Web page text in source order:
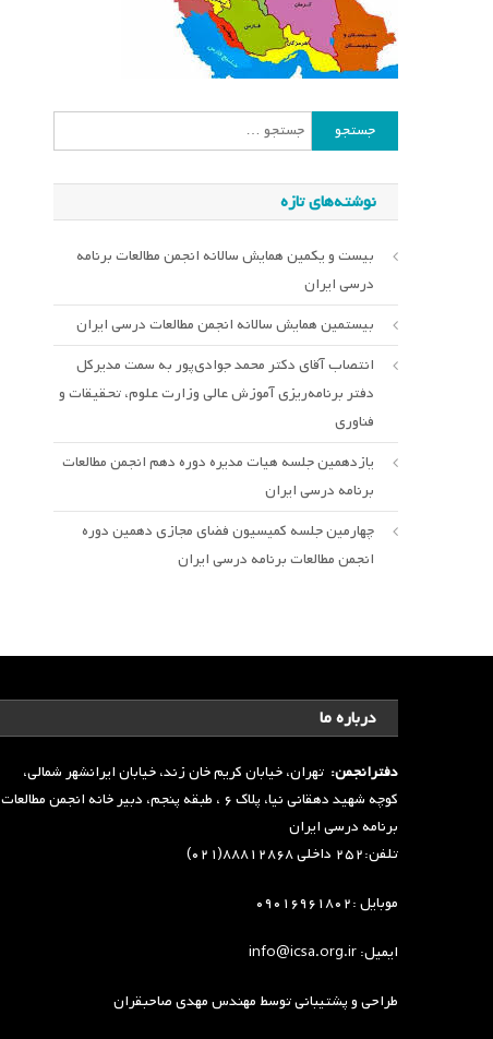
جستجو
برای:
نوشته‌های تازه
بیست و یکمین همایش سالانه انجمن مطالعات برنامه
درسی ایران
بیستمین همایش سالانه انجمن مطالعات درسی ایران
انتصاب آقای دکتر محمد جوادی‌پور به سمت مدیرکل
دفتر برنامه‌ریزی آموزش عالی وزارت علوم، تحقیقات و
فناوری
یازدهمین جلسه هیات مدیره دوره دهم انجمن مطالعات
برنامه درسی ایران
چهارمین جلسه کمیسیون فضای مجازی دهمین دوره
انجمن مطالعات برنامه درسی ایران
درباره ما
دفترانجمن: تهران، خیابان کریم خان زند، خیابان ایرانشهر شمالی،
کوچه شهید دهقانی نیا، پلاک ۶ ، طبقه پنجم، دبیر خانه انجمن مطالعات
برنامه درسی ایران
تلفن:۲۵۲ داخلی ۸۸۸۱۲۸۶۸(۰۲۱)
موبایل :۰۹۰۱۶۹۶۱۸۰۲
ایمیل: info@icsa.org.ir
طراحی و پشتیبانی توسطمهندس مهدی صاحبقران